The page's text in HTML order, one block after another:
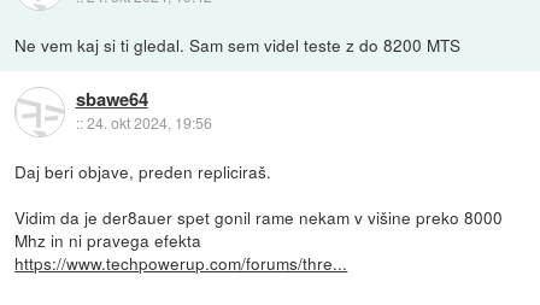
Ne vem kaj si ti gledal. Sam sem videl teste z do 8200 MTS
sbawe64
::24. okt 2024, 19:56
Daj beri objave, preden repliciraš.
Vidim da je der8auer spet gonil rame nekam v višine preko 8000
Mhz in ni pravega efekta
https://www.techpowerup.com/forums/thre...